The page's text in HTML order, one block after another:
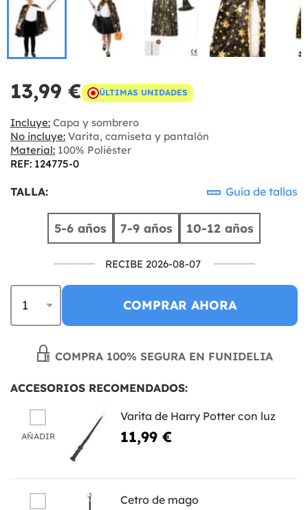
13,99 € ÚLTIMAS UNIDADES
Incluye: Capa y sombrero
No incluye: Varita, camiseta y pantalón
Material: 100% Poliéster
REF: 124775-0
TALLA: Guía de tallas
5-6 años 7-9 años 10-12 años
RECIBE 2026-08-07
COMPRAR AHORA
COMPRA 100% SEGURA EN FUNIDELIA
ACCESORIOS RECOMENDADOS:
AÑADIR
Varita de Harry Potter con luz
11,99 €
Cetro de mago